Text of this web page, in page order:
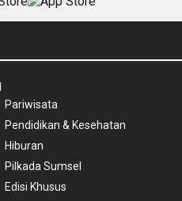
Pariwisata
Pendidikan & Kesehatan
Hiburan
Pilkada Sumsel
Edisi Khusus